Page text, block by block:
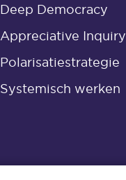
Deep Democracy
Appreciative Inquiry
Polarisatiestrategie
Systemisch werken